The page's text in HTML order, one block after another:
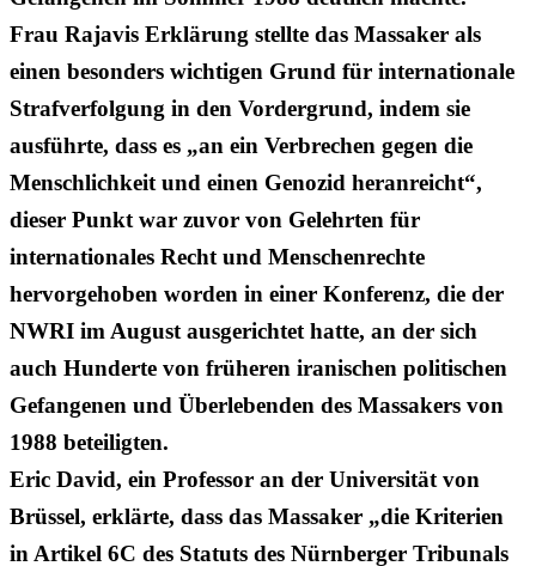
Frau Rajavis Erklärung stellte das Massaker als
einen besonders wichtigen Grund für internationale
Strafverfolgung in den Vordergrund, indem sie
ausführte, dass es „an ein Verbrechen gegen die
Menschlichkeit und einen Genozid heranreicht“,
dieser Punkt war zuvor von Gelehrten für
internationales Recht und Menschenrechte
hervorgehoben worden in einer Konferenz, die der
NWRI im August ausgerichtet hatte, an der sich
auch Hunderte von früheren iranischen politischen
Gefangenen und Überlebenden des Massakers von
1988 beteiligten.
Eric David, ein Professor an der Universität von
Brüssel, erklärte, dass das Massaker „die Kriterien
in Artikel 6C des Statuts des Nürnberger Tribunals